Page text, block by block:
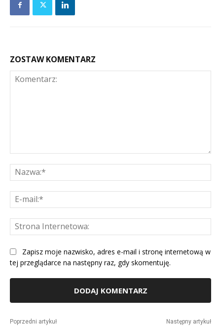
ZOSTAW KOMENTARZ
Zapisz moje nazwisko, adres e-mail i stronę internetową w
tej przeglądarce na następny raz, gdy skomentuję.
Poprzedni artykuł Następny artykuł